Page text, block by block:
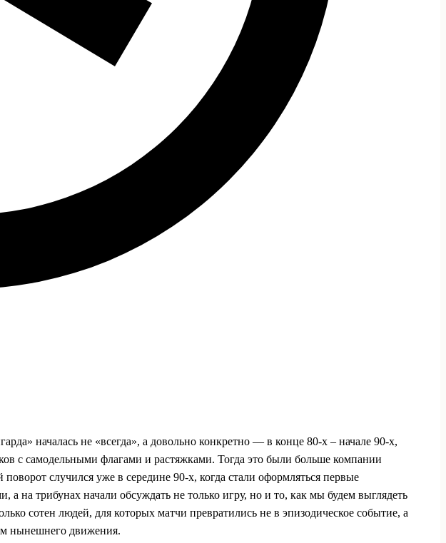
началась не «всегда», а довольно конкретно — в конце 80‑х – начале 90‑х,
с самодельными флагами и растяжками. Тогда это были больше компании
случился уже в середине 90‑х, когда стали оформляться первые
на трибунах начали обсуждать не только игру, но и то, как мы будем выглядеть
сотен людей, для которых матчи превратились не в эпизодическое событие, а
нынешнего движения.